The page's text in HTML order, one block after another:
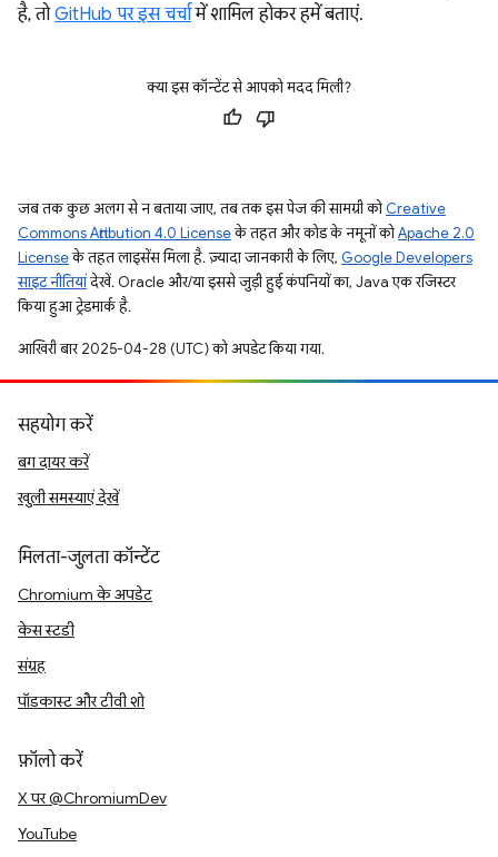
है, तोGitHub पर इस चर्चामें शामिल होकर हमें बताएं.
क्या इस कॉन्टेंट से आपको मदद मिली?
जब तक कुछ अलग से न बताया जाए, तब तक इस पेज की सामग्री कोCreative
Commons Attribution 4.0 Licenseके तहत और कोड के नमूनों कोApache 2.0
Licenseके तहत लाइसेंस मिला है. ज़्यादा जानकारी के लिए, Google Developers
साइट नीतियांदेखें. Oracle और/या इससे जुड़ी हुई कंपनियों का, Java एक रजिस्टर
किया हुआ ट्रेडमार्क है.
आखिरी बार 2025-04-28 (UTC) को अपडेट किया गया.
सहयोग करें
बग दायर करें
खुली समस्याएं देखें
मिलता-जुलता कॉन्टेंट
Chromium के अपडेट
केस स्टडी
संग्रह
पॉडकास्ट और टीवी शो
फ़ॉलो करें
X पर @ChromiumDev
YouTube